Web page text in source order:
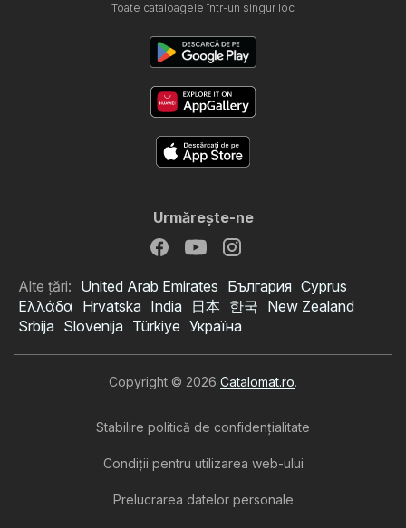
Toate cataloagele într-un singur loc
Urmăreşte-ne
Alte țări: United Arab Emirates България Cyprus
Ελλάδα Hrvatska India 日本 한국 New Zealand
Srbija Slovenija Türkiye Україна
Copyright © 2026 Catalomat.ro.
Stabilire politică de confidenţialitate
Condiţii pentru utilizarea web-ului
Prelucrarea datelor personale